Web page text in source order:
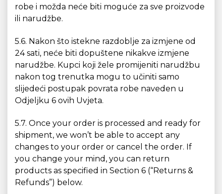
robe i možda neće biti moguće za sve proizvode
ili narudžbe.
5.6. Nakon što istekne razdoblje za izmjene od
24 sati, neće biti dopuštene nikakve izmjene
narudžbe. Kupci koji žele promijeniti narudžbu
nakon tog trenutka mogu to učiniti samo
slijedeći postupak povrata robe naveden u
Odjeljku 6 ovih Uvjeta.
5.7. Once your order is processed and ready for
shipment, we won’t be able to accept any
changes to your order or cancel the order. If
you change your mind, you can return
products as specified in Section 6 (“Returns &
Refunds”) below.